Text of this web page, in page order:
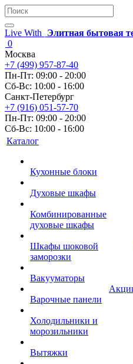
Live With
Элитная бытовая
0
Москва
+7 (499) 957-87-40
Пн-Пт: 09:00 - 20:00
Сб-Вс: 10:00 - 16:00
Санкт-Петербург
+7 (916) 051-57-70
Пн-Пт: 09:00 - 20:00
Сб-Вс: 10:00 - 16:00
Каталог
Кухонные блоки
Духовые шкафы
Комбинированные
духовые шкафы
Шкафы шоковой
заморозки
Вакууматоры
Варочные панели
Холодильники и
морозильники
Вытяжки